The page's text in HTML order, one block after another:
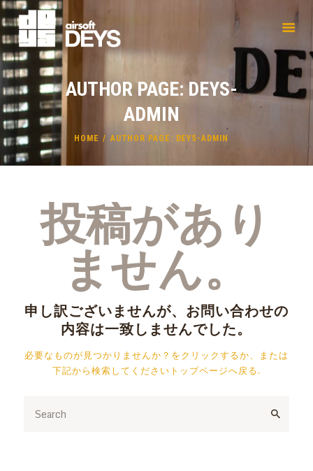
AUTHOR PAGE: DEYS-
ADMIN
HOME AUTHOR PAGE: DEYS-ADMIN
投稿があり
ません。
申し訳ございませんが、お問い合わせの
内容は一致しませんでした。
必要なものが見つかりませんか？をクリックするか、または
下記から検索してください トップページへ戻る.